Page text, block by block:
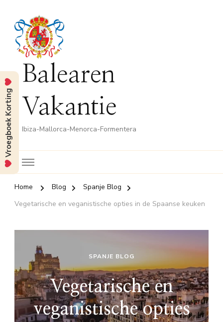
Balearen
Vakantie
Ibiza-Mallorca-Menorca-Formentera
Home Blog
Spanje Blog
Vegetarische en veganistische opties in de Spaanse keuken
SPANJE BLOG
Vegetarische en
veganistische opties
Vroegboek Korting